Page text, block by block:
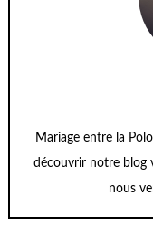
Mariage entre la
découvrir notre blog
nous